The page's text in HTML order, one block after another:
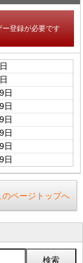
登録が必要です
日
日
日
日
日
日
のページトップへ